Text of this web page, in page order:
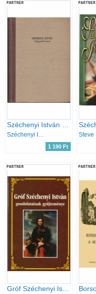
PARTNER
Széchenyi István
1 190 Ft
PARTNER
PARTNER PARTNER